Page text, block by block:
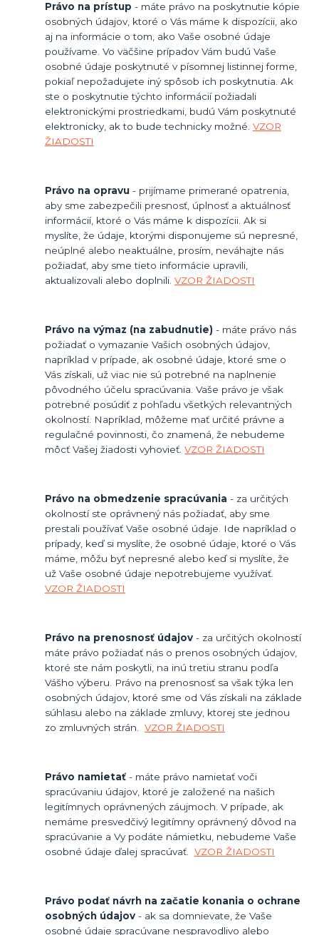
Právo na prístup - máte právo na poskytnutie kópie
osobných údajov, ktoré o Vás máme k dispozícii, ako
aj na informácie o tom, ako Vaše osobné údaje
používame. Vo väčšine prípadov Vám budú Vaše
osobné údaje poskytnuté v písomnej listinnej forme,
pokiaľ nepožadujete iný spôsob ich poskytnutia. Ak
ste o poskytnutie týchto informácií požiadali
elektronickými prostriedkami, budú Vám poskytnuté
elektronicky, ak to bude technicky možné. VZOR
ŽIADOSTI
Právo na opravu- prijímame primerané opatrenia,
aby sme zabezpečili presnosť, úplnosť a aktuálnosť
informácií, ktoré o Vás máme k dispozícii. Ak si
myslíte, že údaje, ktorými disponujeme sú nepresné,
neúplné alebo neaktuálne, prosím, neváhajte nás
požiadať, aby sme tieto informácie upravili,
aktualizovali alebo doplnili. VZOR ŽIADOSTI
Právo na výmaz (na zabudnutie)- máte právo nás
požiadať o vymazanie Vašich osobných údajov,
napríklad v prípade, ak osobné údaje, ktoré sme o
Vás získali, už viac nie sú potrebné na naplnenie
pôvodného účelu spracúvania. Vaše právo je však
potrebné posúdiť z pohľadu všetkých relevantných
okolností. Napríklad, môžeme mať určité právne a
regulačné povinnosti, čo znamená, že nebudeme
môcť Vašej žiadosti vyhovieť. VZOR ŽIADOSTI
Právo na obmedzenie spracúvania - za určitých
okolností ste oprávnený nás požiadať, aby sme
prestali používať Vaše osobné údaje. Ide napríklad o
prípady, keď si myslíte, že osobné údaje, ktoré o Vás
máme, môžu byť nepresné alebo keď si myslíte, že
už Vaše osobné údaje nepotrebujeme využívať.
VZOR ŽIADOSTI
Právo na prenosnosť údajov- za určitých okolností
máte právo požiadať nás o prenos osobných údajov,
ktoré ste nám poskytli, na inú tretiu stranu podľa
Vášho výberu. Právo na prenosnosť sa však týka len
osobných údajov, ktoré sme od Vás získali na základe
súhlasu alebo na základe zmluvy, ktorej ste jednou
zo zmluvných strán. VZOR ŽIADOSTI
Právo namietať- máte právo namietať voči
spracúvaniu údajov, ktoré je založené na našich
legitímnych oprávnených záujmoch. V prípade, ak
nemáme presvedčivý legitímny oprávnený dôvod na
spracúvanie a Vy podáte námietku, nebudeme Vaše
osobné údaje ďalej spracúvať. VZOR ŽIADOSTI
Právo podať návrh na začatie konania o ochrane
osobných údajov- ak sa domnievate, že Vaše
osobné údaje spracúvane nespravodlivo alebo